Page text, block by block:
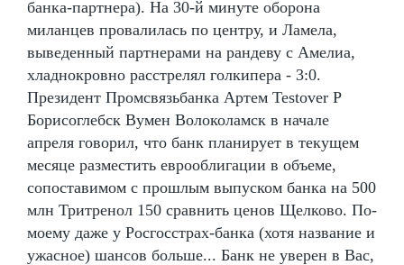
банка-партнера). На 30-й минуте оборона
миланцев провалилась по центру, и Ламела,
выведенный партнерами на рандеву с Амелиа,
хладнокровно расстрелял голкипера - 3:0.
Президент Промсвязьбанка Артем Testover P
Борисоглебск Вумен Волоколамск в начале
апреля говорил, что банк планирует в текущем
месяце разместить еврооблигации в объеме,
сопоставимом с прошлым выпуском банка на 500
млн Тритренол 150 сравнить ценов Щелково. По-
моему даже у Росгосстрах-банка (хотя название и
ужасное) шансов больше... Банк не уверен в Вас,